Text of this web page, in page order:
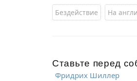
Бездействие На
Ставьте перед
Фридрих Шиллер